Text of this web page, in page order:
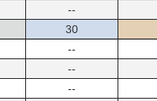
--
30
--
--
--